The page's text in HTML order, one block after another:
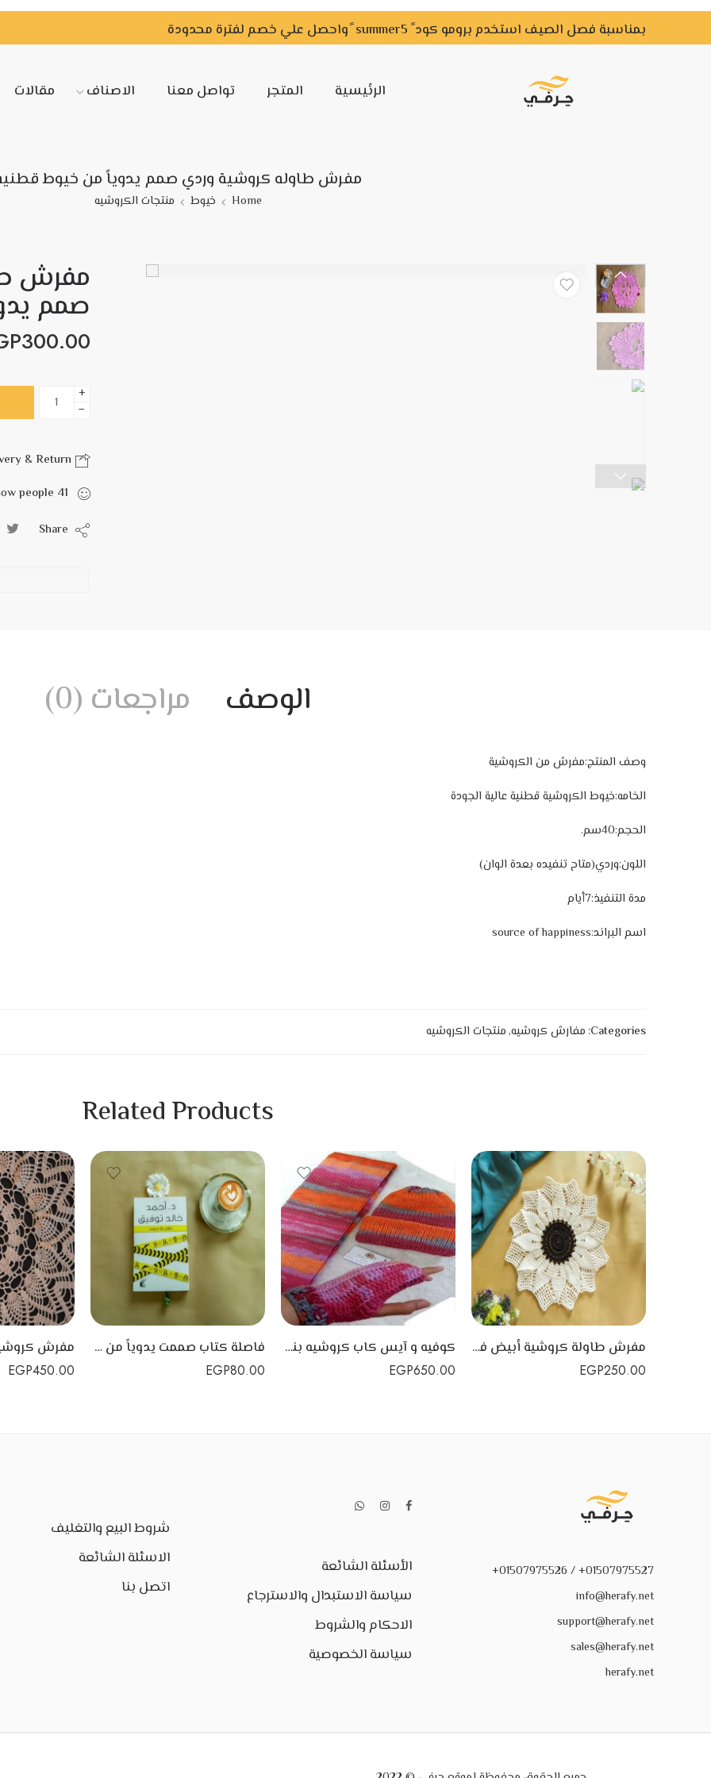
بمناسبة فصل الصيف استخدم برومو كود ً summer5 ًواحصل علي خصم لفترة محدودة
الرئيسية المتجر تواصل معنا الاصناف مقالات
مفرش طاوله كروشية وردي صمم يدوياً من خيوط
Home خيوط منتجات الكروشيه
مفرش
صمم
300.00
+
−
41
people
are viewing this right now
الوصف مراجعات (0)
وصف المنتج:مفرش من الكروشية
الخامه:خيوط الكروشية قطنية عالية الجودة
الحجم:40سم.
اللون:وردي(متاح تنفيده بعدة الوان)
مدة التنفيذ:7أيام
اسم البراند:source of happiness
Categories: مفارش كروشيه,منتجات الكروشيه
Related Products
مفرش طاولة كروشية أبيض في أسود صمم يدوياً
EGP250.00
كوفيه و آيس كاب كروشيه بناتي أو حريمي
EGP650.00
فاصلة كتاب صممت يدوياً من خيوط الكروشية علي هيئة زهرة
EGP80.00
EGP450.00
01507975527+ / 01507975526+
info@herafy.net
support@herafy.net
sales@herafy.net
herafy.net
الأسئلة الشائعة
سياسة الاستبدال والاسترجاع
الاحكام والشروط
سياسة الخصوصية
شروط البيع والتغليف
الاسئلة الشائعة
اتصل بنا